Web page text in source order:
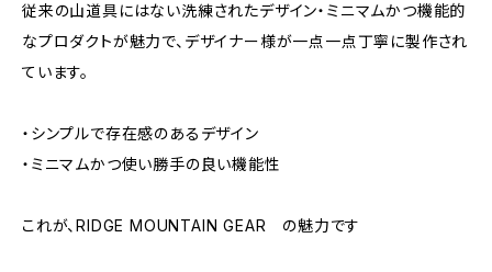
従来の山道具にはない洗練されたデザイン・ミニマムかつ機能的
なプロダクトが魅力で、デザイナー様が一点一点丁寧に製作され
ています。
・シンプルで存在感のあるデザイン
・ミニマムかつ使い勝手の良い機能性
これが、RIDGE MOUNTAIN GEAR の魅力です